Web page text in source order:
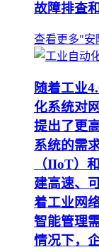
故障排查
查看更多"安
随着工业
化系统对
提出了更
系统的需
（IIoT）
建高速、
着工业网
智能管理
情况下，